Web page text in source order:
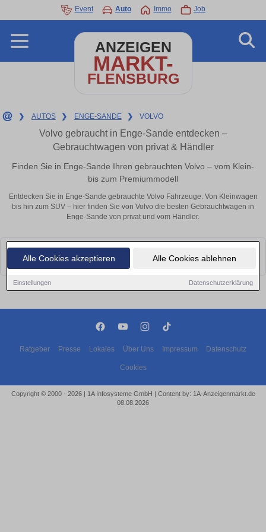
Alle Cookies akzeptieren Alle Cookies ablehnen
Einstellungen Datenschutzerklärung
Event Auto Immo Job
ANZEIGEN
MARKT-
FLENSBURG
❯ AUTOS ❯ ENGE-SANDE ❯ VOLVO
Volvo gebraucht in Enge-Sande entdecken –
Gebrauchtwagen von privat & Händler
Finden Sie in Enge-Sande Ihren gebrauchten Volvo – vom Klein-
bis zum Premiummodell
Entdecken Sie in Enge-Sande gebrauchte Volvo Fahrzeuge. Von Kleinwagen
bis hin zum SUV – hier finden Sie von Volvo die besten Gebrauchtwagen in
Enge-Sande von privat und vom Händler.
Leider konnten wir derzeit keine passenden Autos finden. Schauen Sie
bald wieder vorbei!
Ratgeber Presse Lokales Über Uns Impressum Datenschutz
Cookies
Copyright © 2000 - 2026 | 1A Infosysteme GmbH | Content by: 1A-Anzeigenmarkt.de
08.08.2026